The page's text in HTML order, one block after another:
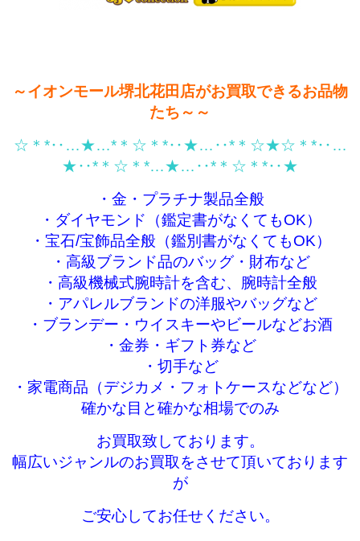
～イオンモール堺北花田店がお買取できるお品物
たち～～
☆＊*‥…★…*＊☆＊*‥★…‥*＊☆★☆＊*‥…
★‥*＊☆＊*…★…‥*＊☆＊*‥★
・金・プラチナ製品全般
・ダイヤモンド（鑑定書がなくてもOK）
・宝石/宝飾品全般（鑑別書がなくてもOK）
・高級ブランド品のバッグ・財布など
・高級機械式腕時計を含む、腕時計全般
・アパレルブランドの洋服やバッグなど
・ブランデー・ウイスキーやビールなどお酒
・金券・ギフト券など
・切手など
・家電商品（デジカメ・フォトケースなどなど）
確かな目と確かな相場でのみ
お買取致しております。
幅広いジャンルのお買取をさせて頂いております
が
ご安心してお任せください。